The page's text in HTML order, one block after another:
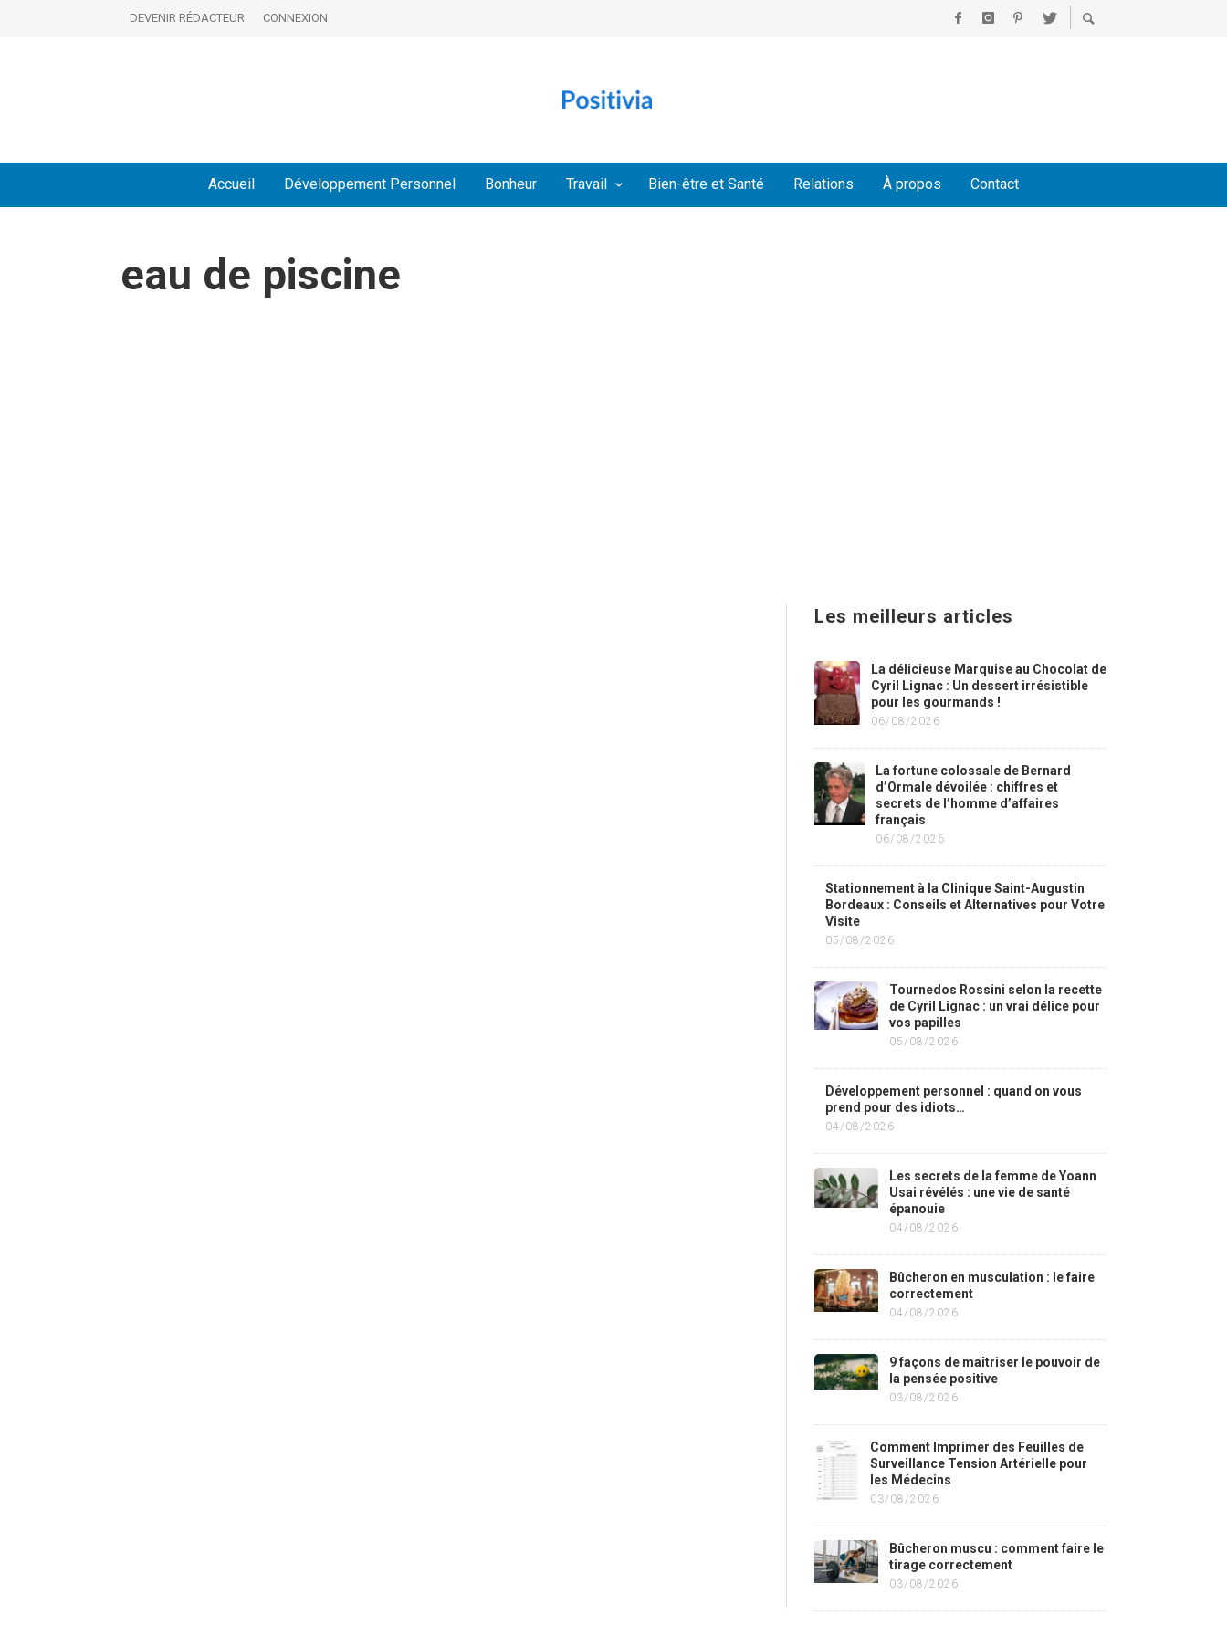
DEVENIR RÉDACTEUR CONNEXION
Accueil Développement Personnel Bonheur Travail Bien-être et Santé Relations À propos Contact
eau de piscine
Les meilleurs articles
La délicieuse Marquise au Chocolat de
Cyril Lignac : Un dessert irrésistible
pour les gourmands !
06/08/2026
La fortune colossale de Bernard
d’Ormale dévoilée : chiffres et
secrets de l’homme d’affaires
français
06/08/2026
Stationnement à la Clinique Saint-Augustin
Bordeaux : Conseils et Alternatives pour Votre
Visite
05/08/2026
Tournedos Rossini selon la recette
de Cyril Lignac : un vrai délice pour
vos papilles
05/08/2026
Développement personnel : quand on vous
prend pour des idiots…
04/08/2026
Les secrets de la femme de Yoann
Usai révélés : une vie de santé
épanouie
04/08/2026
Bûcheron en musculation : le faire
correctement
04/08/2026
9 façons de maîtriser le pouvoir de
la pensée positive
03/08/2026
Comment Imprimer des Feuilles de
Surveillance Tension Artérielle pour
les Médecins
03/08/2026
Bûcheron muscu : comment faire le
tirage correctement
03/08/2026